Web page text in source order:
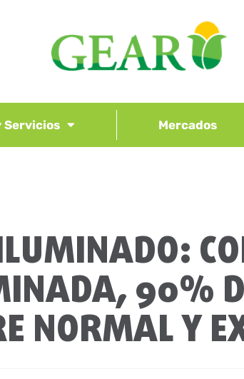
Servicios Mercados
90%
NORMAL Y